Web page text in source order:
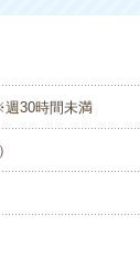
30時間未満